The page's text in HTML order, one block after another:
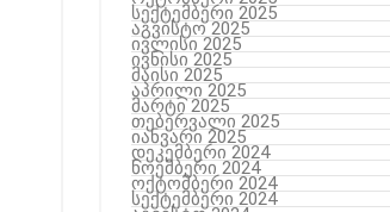
სექტემბერი 2025
აგვისტო 2025
ივლისი 2025
ივნისი 2025
მაისი 2025
აპრილი 2025
მარტი 2025
თებერვალი 2025
იანვარი 2025
დეკემბერი 2024
ნოემბერი 2024
ოქტომბერი 2024
სექტემბერი 2024